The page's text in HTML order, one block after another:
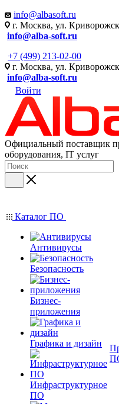
info@albasoft.ru
г. Москва, ул.
info@alba-soft.ru
+7 (499) 213-02-00
г. Москва, ул.
info@alba-soft.ru
Войти
Официальный поставщик
оборудования, IT услуг
Каталог ПО
Антивирусы
Безопасность
Бизнес-
приложения
Графика и дизайн
Инфраструктурное
ПО